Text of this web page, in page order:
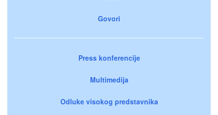
Govori
Press konferencije
Multimedija
Odluke visokog predstavnika